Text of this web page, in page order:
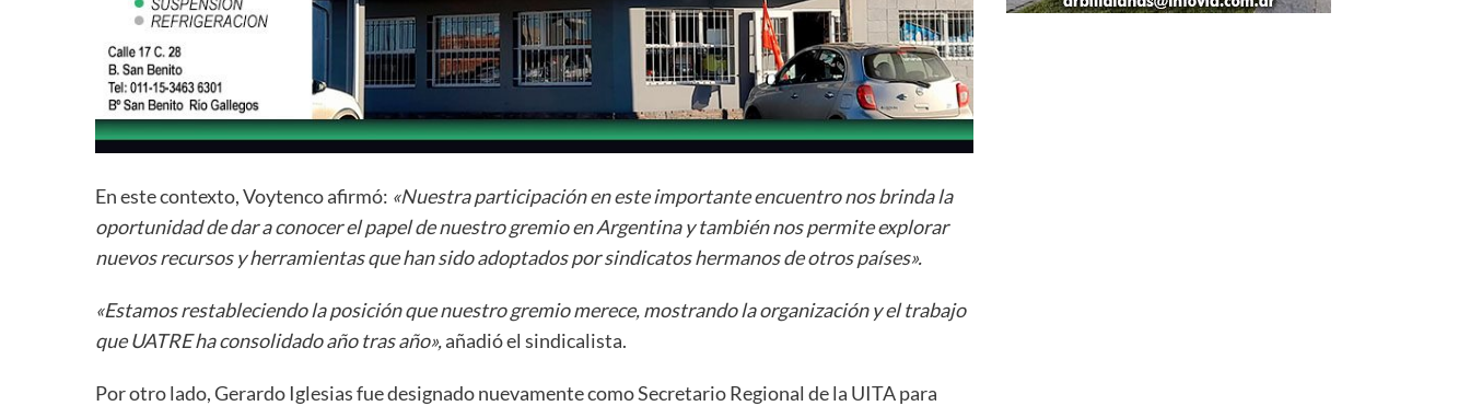
En este contexto, Voytenco afirmó: «Nuestra participación en este importante encuentro nos brinda la
oportunidad de dar a conocer el papel de nuestro gremio en Argentina y también nos permite explorar
nuevos recursos y herramientas que han sido adoptados por sindicatos hermanos de otros países».
«Estamos restableciendo la posición que nuestro gremio merece, mostrando la organización y el trabajo
que UATRE ha consolidado año tras año»,añadió el sindicalista.
Por otro lado, Gerardo Iglesias fue designado nuevamente como Secretario Regional de la UITA para